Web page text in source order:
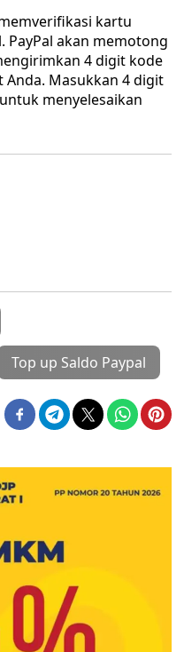
kartu
PayPal akan memotong
4 digit kode
Masukkan 4 digit
menyelesaikan
Top up Saldo Paypal